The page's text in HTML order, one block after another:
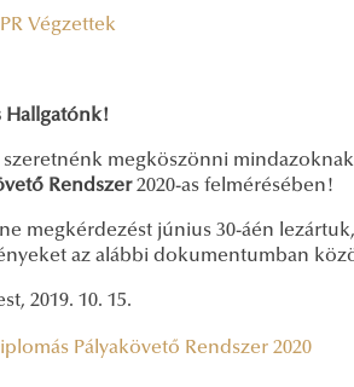
Végzettek
Hallgatónk!
szeretnénk megköszönni
Rendszer2020-as felmérésében!
megkérdezést június 30-áén
az alábbi dokumentumban
2019. 10. 15.
Pályakövető Rendszer 2020